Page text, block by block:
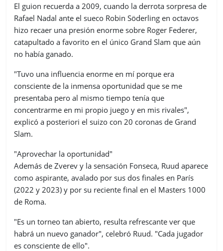
El guion recuerda a 2009, cuando la derrota sorpresa de
Rafael Nadal ante el sueco Robin Söderling en octavos
hizo recaer una presión enorme sobre Roger Federer,
catapultado a favorito en el único Grand Slam que aún
no había ganado.
"Tuvo una influencia enorme en mí porque era
consciente de la inmensa oportunidad que se me
presentaba pero al mismo tiempo tenía que
concentrarme en mi propio juego y en mis rivales",
explicó a posteriori el suizo con 20 coronas de Grand
Slam.
"Aprovechar la oportunidad"
Además de Zverev y la sensación Fonseca, Ruud aparece
como aspirante, avalado por sus dos finales en París
(2022 y 2023) y por su reciente final en el Masters 1000
de Roma.
"Es un torneo tan abierto, resulta refrescante ver que
habrá un nuevo ganador", celebró Ruud. "Cada jugador
es consciente de ello".